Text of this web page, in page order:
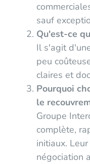
sauf
Qu'est-ce
Il s'agit
peu
claires et
Pourquoi
le
Groupe
complète,
initiaux.
négociation